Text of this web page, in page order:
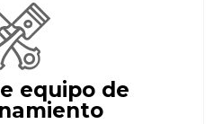
equipo de